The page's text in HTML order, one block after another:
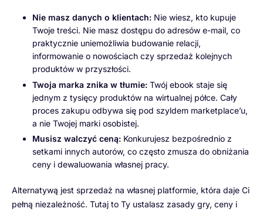
Nie masz danych o klientach: Nie wiesz, kto kupuje
Twoje treści. Nie masz dostępu do adresów e-mail, co
praktycznie uniemożliwia budowanie relacji,
informowanie o nowościach czy sprzedaż kolejnych
produktów w przyszłości.
Twoja marka znika w tłumie: Twój ebook staje się
jednym z tysięcy produktów na wirtualnej półce. Cały
proces zakupu odbywa się pod szyldem marketplace’u,
a nie Twojej marki osobistej.
Musisz walczyć ceną: Konkurujesz bezpośrednio z
setkami innych autorów, co często zmusza do obniżania
ceny i dewaluowania własnej pracy.
Alternatywą jest sprzedaż na własnej platformie, która daje Ci
pełną niezależność. Tutaj to Ty ustalasz zasady gry, ceny i